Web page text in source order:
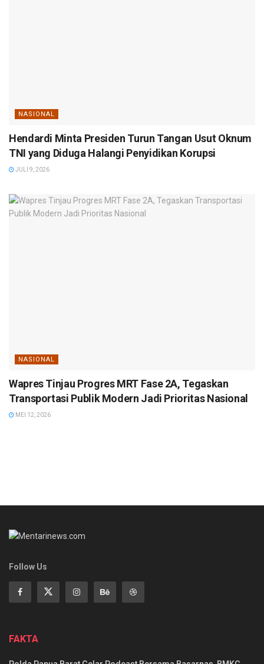
NASIONAL
Hendardi Minta Presiden Turun Tangan Usut Oknum
TNI yang Diduga Halangi Penyidikan Korupsi
JULI 9, 2026
NASIONAL
Wapres Tinjau Progres MRT Fase 2A, Tegaskan
Transportasi Publik Modern Jadi Prioritas Nasional
MEI 12, 2026
Follow Us
FAKTA